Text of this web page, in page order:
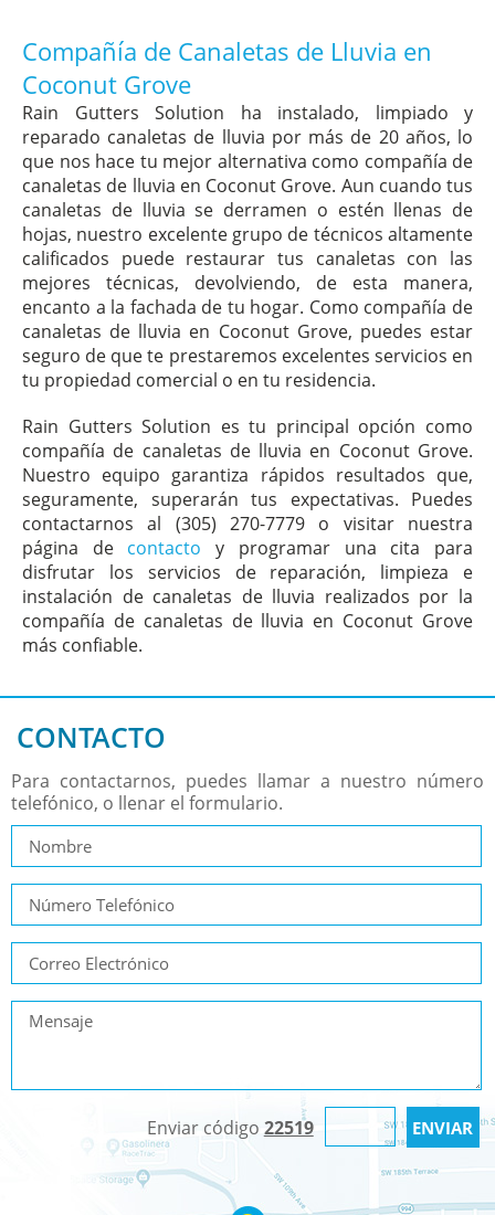
Compañía de Canaletas de Lluvia en
Coconut Grove
Rain Gutters Solution ha instalado, limpiado y
reparado canaletas de lluvia por más de 20 años, lo
que nos hace tu mejor alternativa como compañía de
canaletas de lluvia en Coconut Grove. Aun cuando tus
canaletas de lluvia se derramen o estén llenas de
hojas, nuestro excelente grupo de técnicos altamente
calificados puede restaurar tus canaletas con las
mejores técnicas, devolviendo, de esta manera,
encanto a la fachada de tu hogar. Como compañía de
canaletas de lluvia en Coconut Grove, puedes estar
seguro de que te prestaremos excelentes servicios en
tu propiedad comercial o en tu residencia.
Rain Gutters Solution es tu principal opción como
compañía de canaletas de lluvia en Coconut Grove.
Nuestro equipo garantiza rápidos resultados que,
seguramente, superarán tus expectativas. Puedes
contactarnos al (305) 270-7779 o visitar nuestra
página de contacto y programar una cita para
disfrutar los servicios de reparación, limpieza e
instalación de canaletas de lluvia realizados por la
compañía de canaletas de lluvia en Coconut Grove
más confiable.
CONTACTO
Para contactarnos, puedes llamar a nuestro número
telefónico, o llenar el formulario.
Enviar código 22519